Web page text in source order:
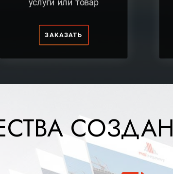
услуги или товар
ЗАКАЗАТЬ